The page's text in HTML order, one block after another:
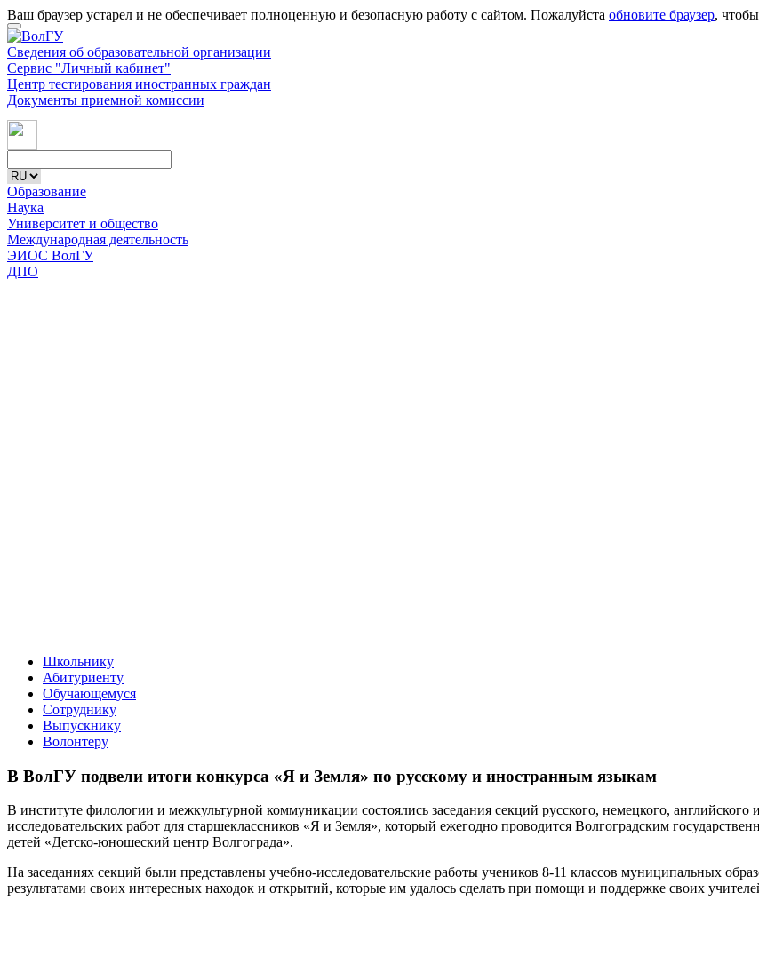
Ваш браузер устарел и не обеспечивает полноценную и безопасную работу с сайтом. Пожалуйста обновите браузер,
Сведения об образовательной организации
Сервис "Личный кабинет"
Центр тестирования иностранных граждан
Документы приемной комиссии
Образование
Наука
Университет и общество
Международная деятельность
ЭИОС ВолГУ
ДПО
Школьнику
Абитуриенту
Обучающемуся
Сотруднику
Выпускнику
Волонтеру
В ВолГУ подвели итоги конкурса «Я и Земля» по русскому и иностранным языкам
В институте филологии и межкультурной коммуникации состоялись заседания секций русского, немецкого, английского
исследовательских работ для старшеклассников «Я и Земля», который ежегодно проводится Волгоградским
детей «Детско-юношеский центр Волгограда».
На заседаниях секций были представлены учебно-исследовательские работы учеников 8-11 классов муниципальных
результатами своих интересных находок и открытий, которые им удалось сделать при помощи и поддержке своих